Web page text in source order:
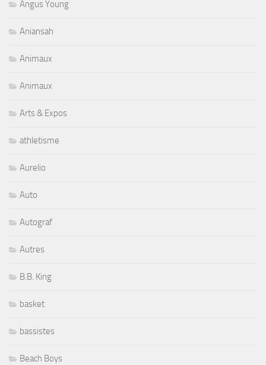
Angus Young
Aniansah
Animaux
Animaux
Arts & Expos
athletisme
Aurelio
Auto
Autograf
Autres
B.B. King
basket
bassistes
Beach Boys